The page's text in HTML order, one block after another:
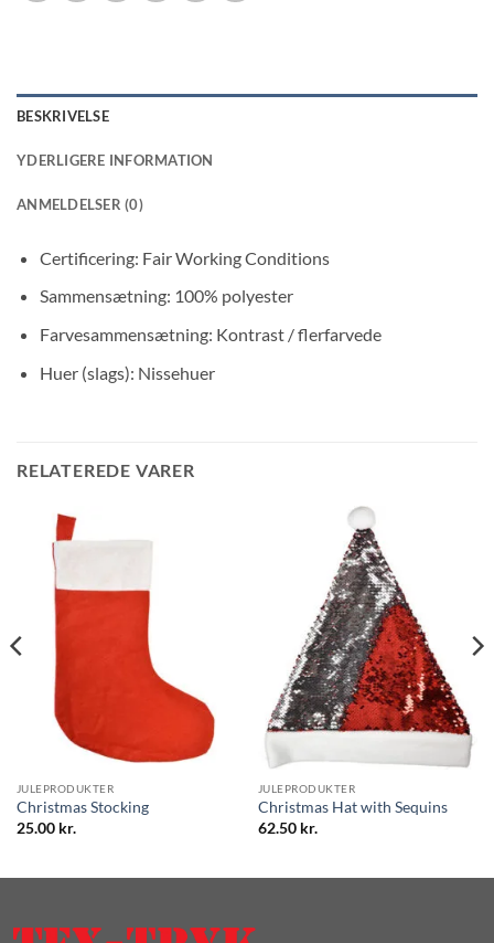
BESKRIVELSE
YDERLIGERE INFORMATION
ANMELDELSER (0)
Certificering: Fair Working Conditions
Sammensætning: 100% polyester
Farvesammensætning: Kontrast / flerfarvede
Huer (slags): Nissehuer
RELATEREDE VARER
JULEPRODUKTER
Christmas Stocking
25.00 kr.
JULEPRODUKTER
Christmas Hat with Sequins
62.50 kr.